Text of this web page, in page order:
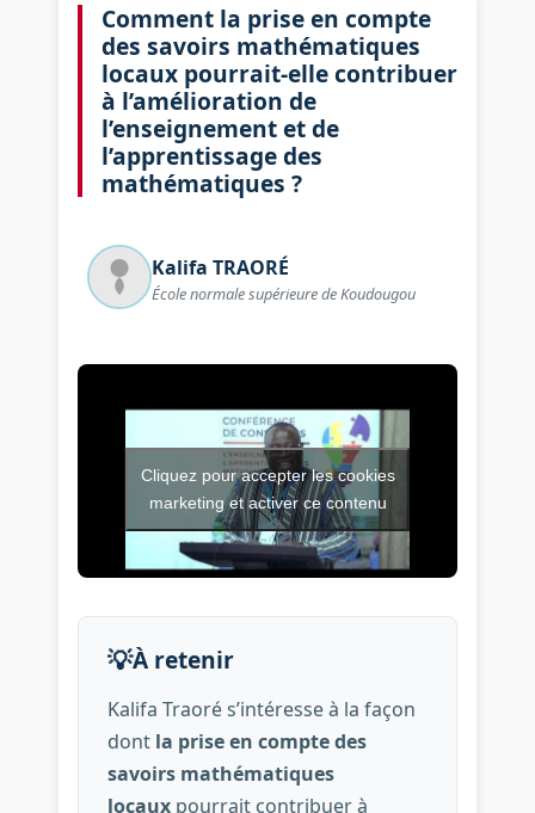
Comment la prise en compte
des savoirs mathématiques
locaux pourrait-elle contribuer
à l’amélioration de
l’enseignement et de
l’apprentissage des
mathématiques ?
Kalifa TRAORÉ
École normale supérieure de Koudougou
Vidéo de l’intervention :
Cliquez pour accepter les cookies
marketing et activer ce contenu
💡À retenir
Kalifa Traoré s’intéresse à la façon
dont la prise en compte des
savoirs mathématiques
locauxpourrait contribuer à